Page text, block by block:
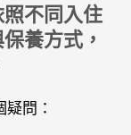
不同入住
養方式，
問：